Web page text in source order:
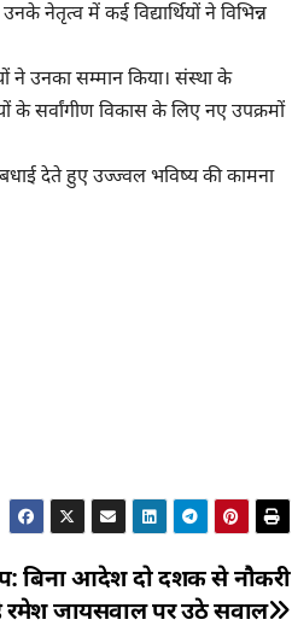
नेतृत्व में कई विद्यार्थियों ने विभिन्न
ने उनका सम्मान किया। संस्था के
के सर्वांगीण विकास के लिए नए उपक्रमों
बधाई देते हुए उज्ज्वल भविष्य की कामना
बिना आदेश दो दशक से नौकरी
रमेश जायसवाल पर उठे सवाल